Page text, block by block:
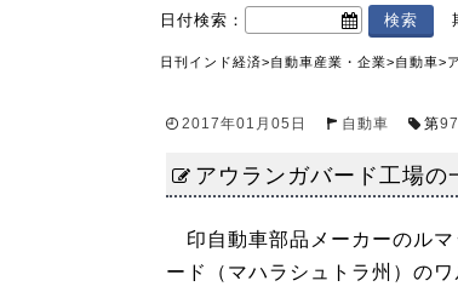
日付検索：
日刊インド経済>自動車産業・企業>自動車>
2017年01月05日 自動車 第
アウランガバード工場
印自動車部品メーカーのル
ード（マハラシュトラ州）の